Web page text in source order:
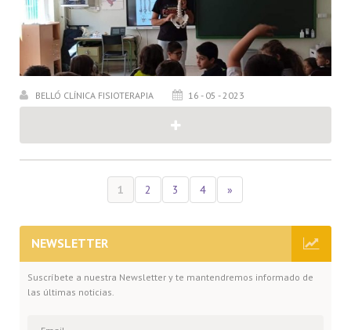
BELLÓ CLÍNICA FISIOTERAPIA 16 - 05 - 2023
1 2 3 4 »
NEWSLETTER
Suscríbete a nuestra Newsletter y te mantendremos informado de
las últimas noticias.